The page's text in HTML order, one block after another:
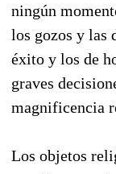
ningún
los gozos y las
éxito y los de
graves
magnificencia
Los objetos